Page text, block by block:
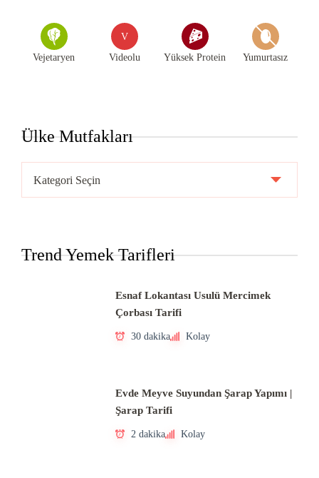
Vejetaryen
V
Videolu Yüksek Protein Yumurtasız
Ülke Mutfakları
Mutfakları
Trend Yemek Tarifleri
Esnaf Lokantası Usulü Mercimek
Çorbası Tarifi
30 dakika Kolay
Evde Meyve Suyundan Şarap Yapımı |
Şarap Tarifi
2 dakika Kolay